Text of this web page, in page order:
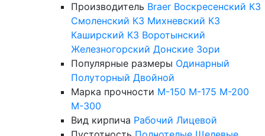
Производитель Braer Воскресенский КЗ
Смоленский КЗ Михневский КЗ
Каширский КЗ Воротынский
Железногорский Донские Зори
Популярные размеры Одинарный
Полуторный Двойной
Марка прочности М-150 М-175 М-200
М-300
Вид кирпича Рабочий Лицевой